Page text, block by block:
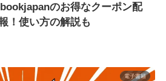
のお得なクーポン配
！使い方の解説も
電子書籍